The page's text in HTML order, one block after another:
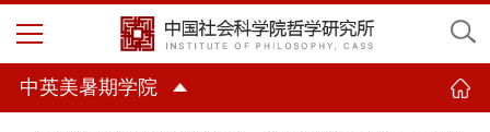
中英美暑期学院